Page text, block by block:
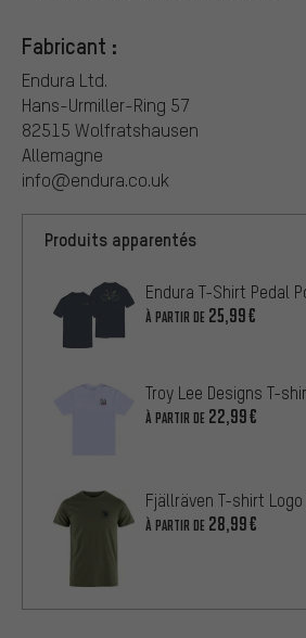
Fabricant :
Endura Ltd.
Hans-Urmiller-Ring 57
82515 Wolfratshausen
Allemagne
info@endura.co.uk
Produits apparentés
Endura T-Shirt Pedal
À PARTIR DE 25,99€
Troy Lee Designs T-
À PARTIR DE 22,99€
Fjällräven T-shirt
À PARTIR DE 28,99€